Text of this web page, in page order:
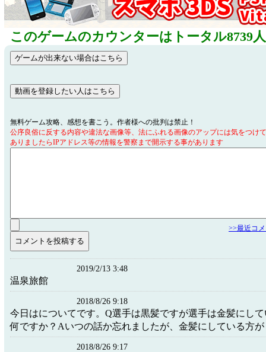
このゲームのカウンターはトータル8739
無料ゲーム攻略、感想を書こう。作者様への批判は禁止！
公序良俗に反する内容や違法な画像等、法にふれる画像のアップには気をつけ
ありましたらIPアドレス等の情報を警察まで開示する事があります
>>最近コ
2019/2/13 3:48
温泉旅館
2018/8/26 9:18
今日はについてです。Q選手は黒髪ですが選手は金髪にし
何ですか？Aいつの話か忘れましたが、金髪にしている方が
2018/8/26 9:17